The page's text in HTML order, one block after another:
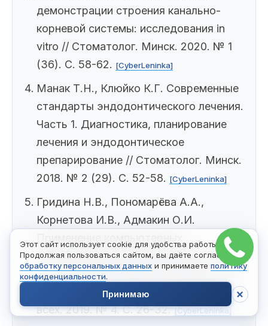
демонстрации строения канально-
корневой системы: исследования in
vitro // Стоматолог. Минск. 2020. № 1
(36). С. 58-62. [CyberLeninka]
Манак Т.Н., Клюйко К.Г. Современные
стандарты эндодонтического лечения.
Часть 1. Диагностика, планирование
лечения и эндодонтическое
препарирование // Стоматолог. Минск.
2018. № 2 (29). С. 52-58. [CyberLeninka]
Гридина Н.В., Пономарёва А.А.,
Корнетова И.В., Адмакин О.И.
технологий в дентальной имплантации
и статистический анализ результатов
планирования // Стоматология для
всех. 2019. № 4. С. 26-32.[CyberLeninka]
Этот сайт использует cookie для удобства работы.
Продолжая пользоваться сайтом, вы даёте согласие на
обработку персональных данных и принимаете политику
конфиденциальности.
Принимаю